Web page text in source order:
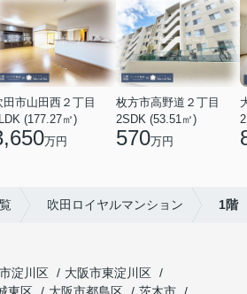
田市山田西２丁目
(177.27㎡)
万円
枚方市高野道２丁目
2SDK (53.51㎡)
570万円
吹田ロイヤルマンション 1階
淀川区
大阪市東淀川区